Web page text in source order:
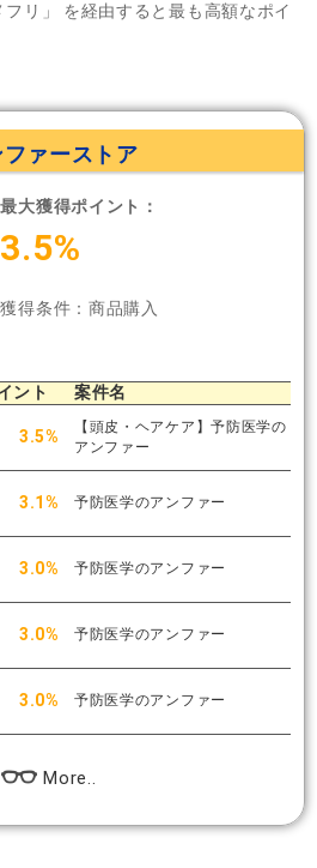
フリ」
を経由すると最も高額なポイ
ァーストア
最大獲得ポイント：
3.5%
獲得条件：商品購入
ント 案件名
3.5%
【頭皮・ヘアケア】予防医学の
アンファー
3.1% 予防医学のアンファー
3.0% 予防医学のアンファー
3.0% 予防医学のアンファー
3.0% 予防医学のアンファー
More..